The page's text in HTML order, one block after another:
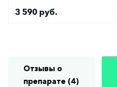
3 590 руб.
Отзывы о
препарате (4)